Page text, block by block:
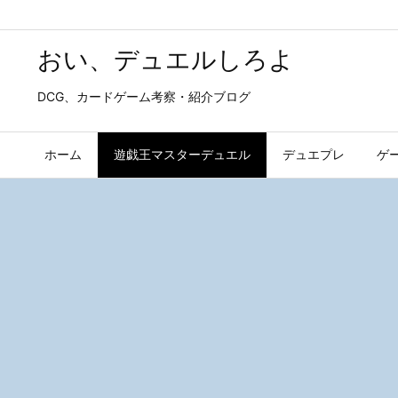
おい、デュエルしろよ
DCG、カードゲーム考察・紹介ブログ
ホーム 遊戯王マスターデュエル デュエプレ ゲ